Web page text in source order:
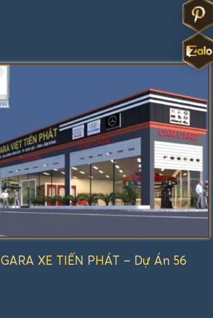
1.00
GARA XE TIẾN PHÁT – Dự Án 56